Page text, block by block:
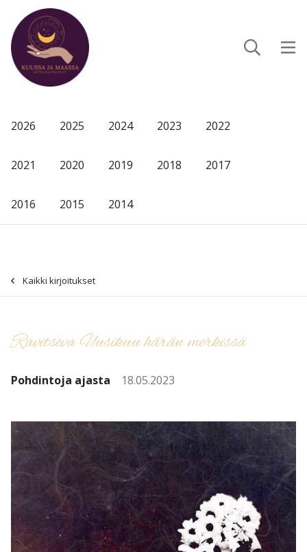
2026 2025 2024 2023 2022
2021 2020 2019 2018 2017
2016 2015 2014
Kaikki kirjoitukset
Ravitseva Uusikuu härän merkissä
Pohdintoja ajasta 18.05.2023